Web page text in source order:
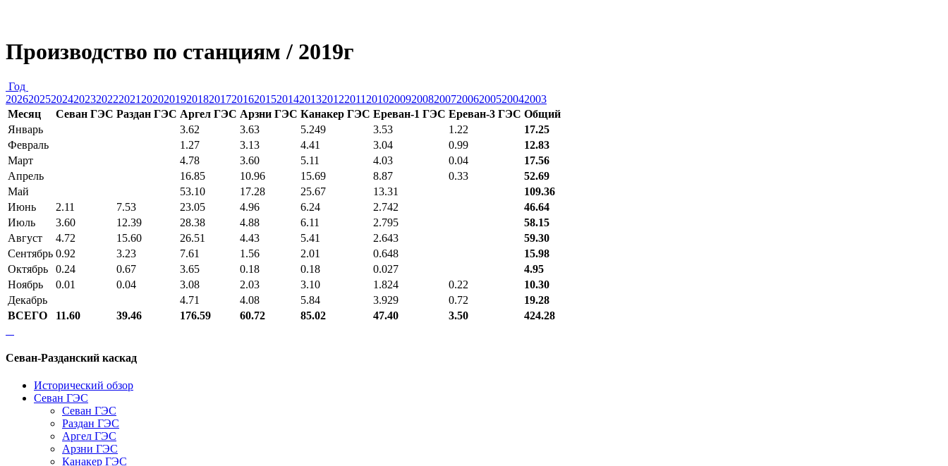
Производство по станциям / 2019г
Год
202620252024202320222021 2020201920182017201620152014201320122011 20102009200820072006200520042003
Месяц
Севан ГЭС Раздан ГЭС Аргел ГЭС Арзни ГЭС Канакер ГЭС Ереван-1 ГЭС Ереван-3 ГЭС Общий
Январь
3.62 3.63 5.249 3.53 1.22
17.25
Февраль
1.27 3.13 4.41 3.04 0.99
12.83
Март
4.78 3.60 5.11 4.03 0.04
17.56
Апрель
16.85 10.96 15.69 8.87 0.33
52.69
Май
53.10 17.28 25.67 13.31
109.36
Июнь
2.11 7.53 23.05 4.96 6.24 2.742
46.64
Июль
3.60 12.39 28.38 4.88 6.11 2.795
58.15
Август
4.72 15.60 26.51 4.43 5.41 2.643
59.30
Сентябрь 0.92 3.23 7.61 1.56 2.01 0.648
15.98
Октябрь
0.24 0.67 3.65 0.18 0.18 0.027
4.95
Ноябрь
0.01 0.04 3.08 2.03 3.10 1.824 0.22
10.30
Декабрь
4.71 4.08 5.84 3.929 0.72
19.28
ВСЕГО
11.60 39.46 176.59 60.72 85.02 47.40 3.50 424.28
Севан-Разданский каскад
Исторический обзор
Севан ГЭС
Севан ГЭС
Раздан ГЭС
Аргел ГЭС
Арзни ГЭС
Канакер ГЭС